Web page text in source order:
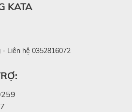
KATA
Liên hệ 0352816072